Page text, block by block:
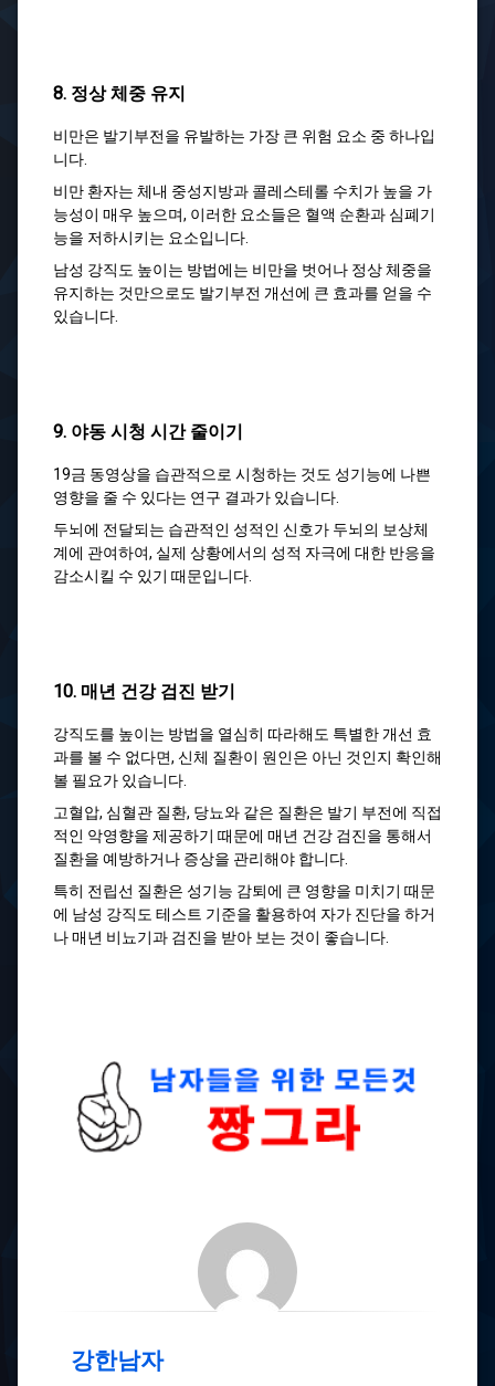
8. 정상 체중 유지
비만은 발기부전을 유발하는 가장 큰 위험 요소 중 하나입
니다.
비만 환자는 체내 중성지방과 콜레스테롤 수치가 높을 가
능성이 매우 높으며, 이러한 요소들은 혈액 순환과 심폐기
능을 저하시키는 요소입니다.
남성 강직도 높이는 방법에는 비만을 벗어나 정상 체중을
유지하는 것만으로도 발기부전 개선에 큰 효과를 얻을 수
있습니다.
9. 야동 시청 시간 줄이기
19금 동영상을 습관적으로 시청하는 것도 성기능에 나쁜
영향을 줄 수 있다는 연구 결과가 있습니다.
두뇌에 전달되는 습관적인 성적인 신호가 두뇌의 보상체
계에 관여하여, 실제 상황에서의 성적 자극에 대한 반응을
감소시킬 수 있기 때문입니다.
10. 매년 건강 검진 받기
강직도를 높이는 방법을 열심히 따라해도 특별한 개선 효
과를 볼 수 없다면, 신체 질환이 원인은 아닌 것인지 확인해
볼 필요가 있습니다.
고혈압, 심혈관 질환, 당뇨와 같은 질환은 발기 부전에 직접
적인 악영향을 제공하기 때문에 매년 건강 검진을 통해서
질환을 예방하거나 증상을 관리해야 합니다.
특히 전립선 질환은 성기능 감퇴에 큰 영향을 미치기 때문
에 남성 강직도 테스트 기준을 활용하여 자가 진단을 하거
나 매년 비뇨기과 검진을 받아 보는 것이 좋습니다.
강한남자